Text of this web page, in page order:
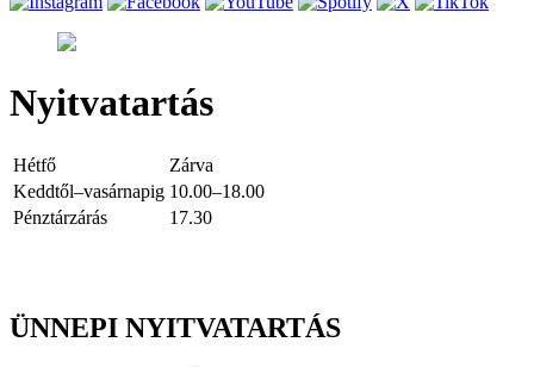
Nyitvatartás
Hétfő
Zárva
Keddtől–vasárnapig 10.00–18.00
Pénztárzárás
17.30
ÜNNEPI NYITVATARTÁS